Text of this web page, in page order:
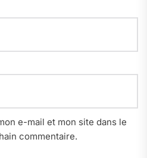
e-mail et mon site dans le
commentaire.